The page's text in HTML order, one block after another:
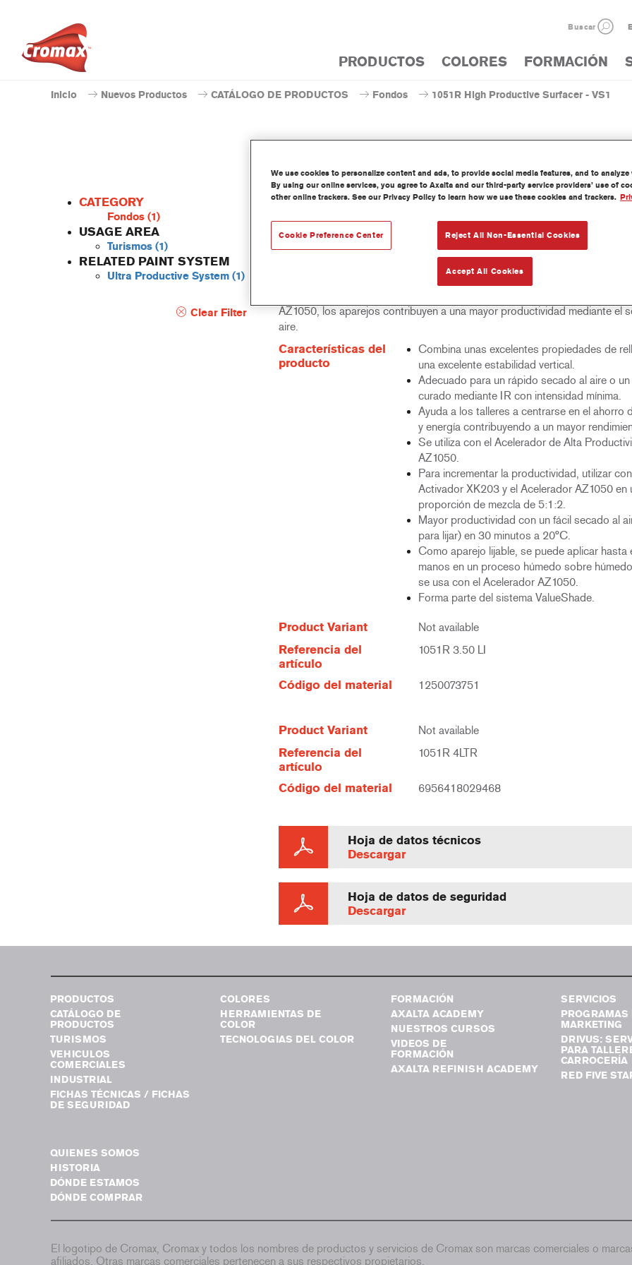
Buscar
PRODUCTOS COLORES FORMACIÓN
Inicio Nuevos Productos CATÁLOGO DE PRODUCTOS Fondos 1051R High Productive Surfacer - VS1
CATEGORY
Fondos (1)
USAGE AREA
Turismos (1)
RELATED PAINT SYSTEM
Ultra Productive System (1)
Clear Filter
1051R High Productive
High Productive Surfacer White (1051R) y High Productive Surfacer Black
alto relleno para todos los acabados Cromax. Proporcionan un aspecto de
AZ1050, los aparejos contribuyen a una mayor productividad mediante el
aire.
Características del
producto
Combina unas excelentes propiedades de
una excelente estabilidad vertical.
Adecuado para un rápido secado al aire o
curado mediante IR con intensidad mínima.
Ayuda a los talleres a centrarse en el ahorro
y energía contribuyendo a un mayor
Se utiliza con el Acelerador de Alta
AZ1050.
Para incrementar la productividad, utilizar
Activador XK203 y el Acelerador AZ1050 en
proporción de mezcla de 5:1:2.
Mayor productividad con un fácil secado al
para lijar) en 30 minutos a 20°C.
Como aparejo lijable, se puede aplicar hasta
manos en un proceso húmedo sobre
se usa con el Acelerador AZ1050.
Forma parte del sistema ValueShade.
Product Variant Not available
Referencia del
artículo
1051R 3.50 LI
Código del material 1250073751
Product Variant Not available
Referencia del
artículo
1051R 4LTR
Código del material 6956418029468
Hoja de datos técnicos
Descargar
Hoja de datos de seguridad
Descargar
PRODUCTOS
CATÁLOGO DE
PRODUCTOS
TURISMOS
VEHICULOS
COMERCIALES
INDUSTRIAL
FICHAS TÉCNICAS / FICHAS
DE SEGURIDAD
COLORES
HERRAMIENTAS DE
COLOR
TECNOLOGIAS DEL COLOR
FORMACIÓN
AXALTA ACADEMY
NUESTROS CURSOS
VIDEOS DE
FORMACIÓN
AXALTA REFINISH ACADEMY
SERVICIOS
PROGRAMAS
MARKETING
DRIVUS:
PARA
CARROCERÍA
RED FIVE
QUIENES SOMOS
HISTORIA
DÓNDE ESTAMOS
DÓNDE COMPRAR
El logotipo de Cromax, Cromax y todos los nombres de productos y servicios de Cromax son marcas comerciales o
afiliados. Otras marcas comerciales pertenecen a sus respectivos propietarios.
We use cookies to personalize content and ads, to provide social media features, and to
By using our online services, you agree to Axalta and our third-party service providers’ use of
other online trackers. See our Privacy Policy to learn how we use these cookies and trackers.
Reject All Non-Essential Cookies
Accept All Cookies
Cookie Preference Center